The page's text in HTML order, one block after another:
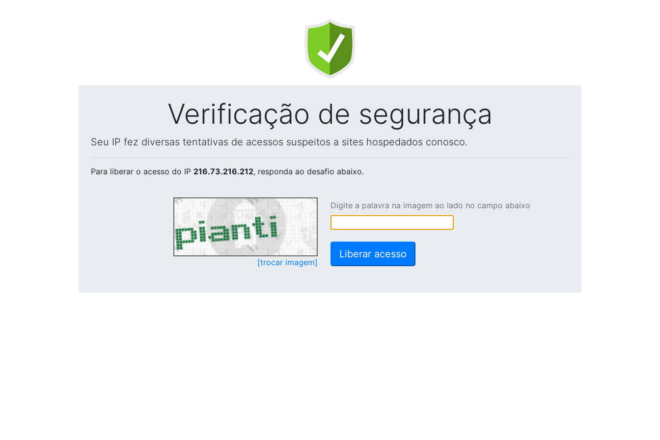
Verificação de segurança
Seu IP fez diversas tentativas de acessos suspeitos a sites hospedados conosco.
Para liberar o acesso do IP 216.73.216.212, responda ao desafio abaixo.
[trocar imagem]
Digite a palavra na imagem ao lado no campo abaixo